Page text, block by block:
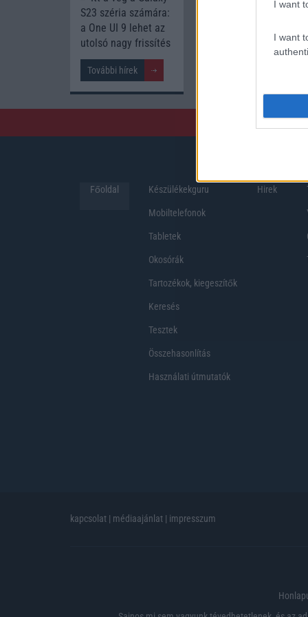
I want
I want
S23 széria számára:
a One UI 9 lehet az
utolsó nagy frissítés
További hírek
Főoldal Készülékekguru
Mobiltelefonok
Tabletek
Okosórák
Tartozékok, kiegeszítők
Keresés
Tesztek
Összehasonlítás
Használati útmutatók
Hirek
kapcsolat | médiaajánlat | impresszum